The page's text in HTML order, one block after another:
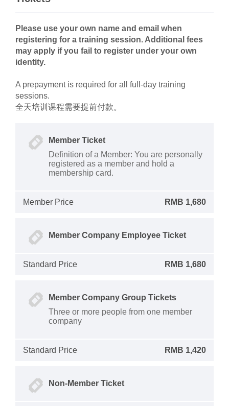
Please use your own name and email when
registering for a training session. Additional fees
may apply if you fail to register under your own
identity.
A prepayment is required for all full-day training
sessions.
全天培训课程需要提前付款。
Member Ticket
Definition of a Member: You are personally
registered as a member and hold a
membership card.
Member Price RMB 1,680
Member Company Employee Ticket
Standard Price RMB 1,680
Member Company Group Tickets
Three or more people from one member
company
Standard Price RMB 1,420
Non-Member Ticket